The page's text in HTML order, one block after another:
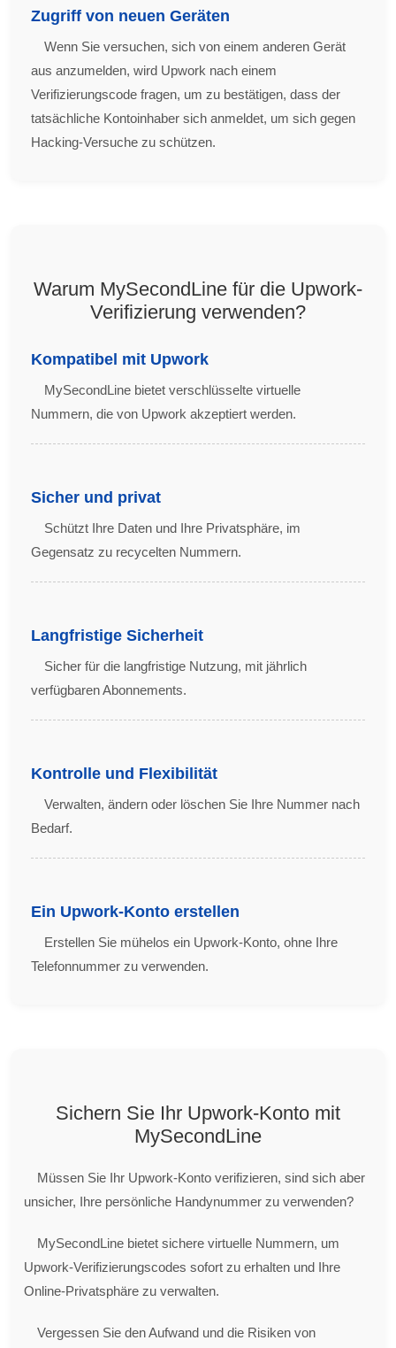
Zugriff von neuen Geräten
Wenn Sie versuchen, sich von einem anderen Gerät
aus anzumelden, wird Upwork nach einem
Verifizierungscode fragen, um zu bestätigen, dass der
tatsächliche Kontoinhaber sich anmeldet, um sich gegen
Hacking-Versuche zu schützen.
Warum MySecondLine für die Upwork-
Verifizierung verwenden?
Kompatibel mit Upwork
MySecondLine bietet verschlüsselte virtuelle
Nummern, die von Upwork akzeptiert werden.
Sicher und privat
Schützt Ihre Daten und Ihre Privatsphäre, im
Gegensatz zu recycelten Nummern.
Langfristige Sicherheit
Sicher für die langfristige Nutzung, mit jährlich
verfügbaren Abonnements.
Kontrolle und Flexibilität
Verwalten, ändern oder löschen Sie Ihre Nummer nach
Bedarf.
Ein Upwork-Konto erstellen
Erstellen Sie mühelos ein Upwork-Konto, ohne Ihre
Telefonnummer zu verwenden.
Sichern Sie Ihr Upwork-Konto mit
MySecondLine
Müssen Sie Ihr Upwork-Konto verifizieren, sind sich aber
unsicher, Ihre persönliche Handynummer zu verwenden?
MySecondLine bietet sichere virtuelle Nummern, um
Upwork-Verifizierungscodes sofort zu erhalten und Ihre
Online-Privatsphäre zu verwalten.
Vergessen Sie den Aufwand und die Risiken von